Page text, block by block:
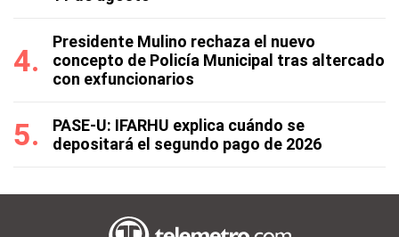
Presidente Mulino rechaza el nuevo
concepto de Policía Municipal tras altercado
con exfuncionarios
PASE-U: IFARHU explica cuándo se
depositará el segundo pago de 2026